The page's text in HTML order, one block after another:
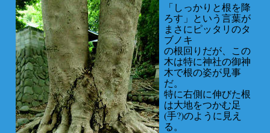
「しっかりと根を降
ろす」という言葉が
まさにピッタリのタ
ブノキ
の根回りだが、この
木は特に神社の御神
木で根の姿が見事
だ。
特に右側に伸びた根
は大地をつかむ足
(手?)のように見え
る。